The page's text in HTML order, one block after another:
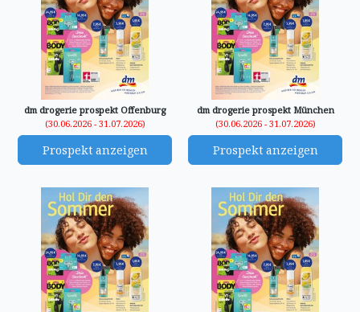
dm drogerie prospekt Offenburg
(30.06.2026 - 31.07.2026)
Prospekt anzeigen
dm drogerie prospekt München
(30.06.2026 - 31.07.2026)
Prospekt anzeigen